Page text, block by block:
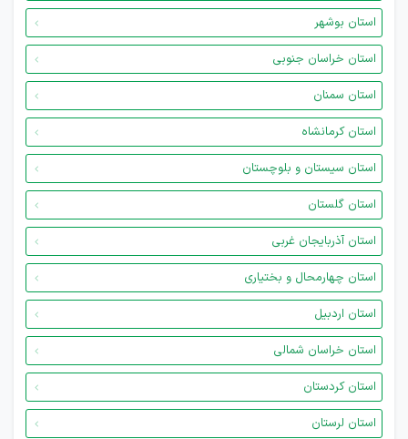
استان بوشهر
استان خراسان جنوبی
استان سمنان
استان کرمانشاه
استان سیستان و بلوچستان
استان گلستان
استان آذربایجان غربی
استان چهارمحال و بختیاری
استان اردبیل
استان خراسان شمالی
استان کردستان
استان لرستان